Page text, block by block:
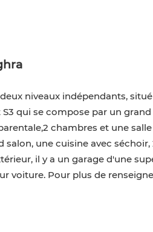
niveaux indépendants,
qui se compose par un grand
chambres et une salle
une cuisine avec
il y a un garage d'une
voiture. Pour plus de